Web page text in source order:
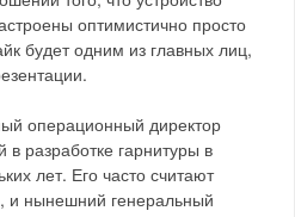
оптимистично просто
будет одним из главных лиц,
операционный директор
разработке гарнитуры в
лет. Его часто считают
и нынешний генеральный